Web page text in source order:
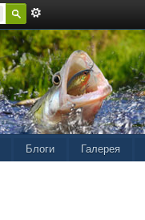
Блоги Галерея